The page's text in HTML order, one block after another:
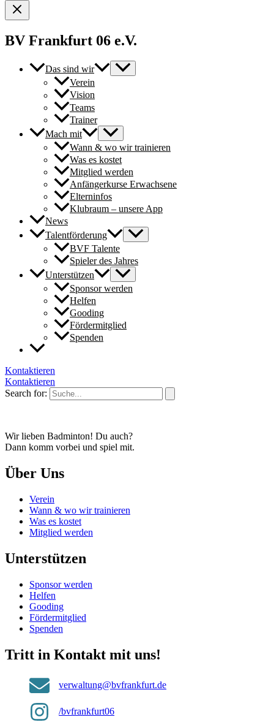
BV Frankfurt 06 e.V.
Das sind wir
Verein
Vision
Teams
Trainer
Mach mit
Wann & wo wir trainieren
Was es kostet
Mitglied werden
Anfängerkurse Erwachsene
Elterninfos
Klubraum – unsere App
News
Talentförderung
BVF Talente
Spieler des Jahres
Unterstützen
Sponsor werden
Helfen
Gooding
Fördermitglied
Spenden
Kontaktieren
Kontaktieren
Search for:
Wir lieben Badminton! Du auch?
Dann komm vorbei und spiel mit.
Über Uns
Verein
Wann & wo wir trainieren
Was es kostet
Mitglied werden
Unterstützen
Sponsor werden
Helfen
Gooding
Fördermitglied
Spenden
Tritt in Kontakt mit uns!
verwaltung@bvfrankfurt.de
/bvfrankfurt06